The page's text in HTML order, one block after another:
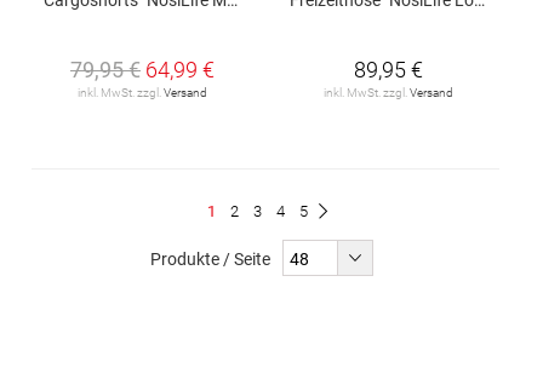
79,95 € 64,99 €
inkl. MwSt. zzgl. Versand
89,95 €
inkl. MwSt. zzgl. Versand
Du
1 Seite
2 Seite
3 Seite
4 Seite
5
Produkte / Seite